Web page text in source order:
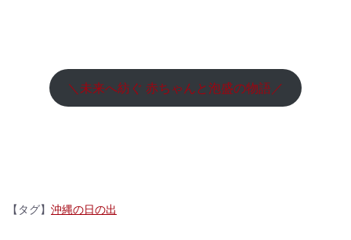
＼未来へ紡ぐ 赤ちゃんと泡盛の物語／
【タグ】 沖縄の日の出